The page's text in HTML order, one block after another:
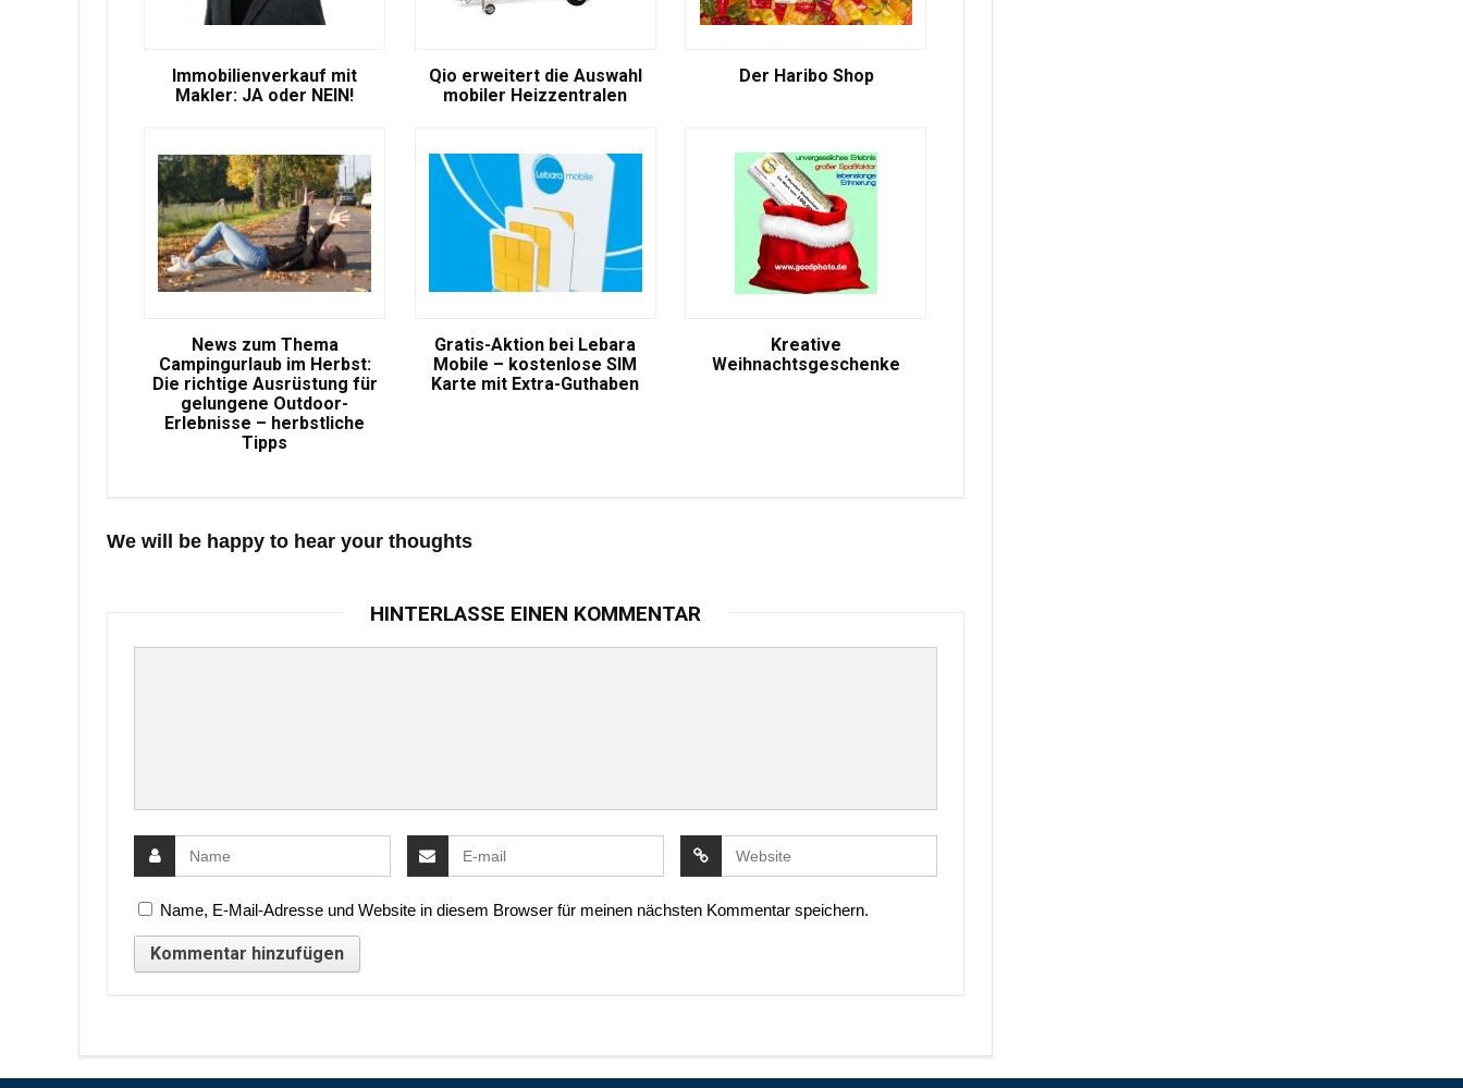
Immobilienverkauf mit
Makler: JA oder NEIN!
Qio erweitert die Auswahl
mobiler Heizzentralen
Der Haribo Shop
News zum Thema
Campingurlaub im Herbst:
Die richtige Ausrüstung für
gelungene Outdoor-
Erlebnisse – herbstliche
Tipps
Gratis-Aktion bei Lebara
Mobile – kostenlose SIM
Karte mit Extra-Guthaben
Kreative
Weihnachtsgeschenke
We will be happy to hear your thoughts
HINTERLASSE EINEN KOMMENTAR
Name, E-Mail-Adresse und Website in diesem Browser für meinen nächsten Kommentar speichern.